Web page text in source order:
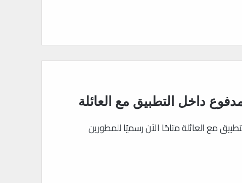
داخل التطبيق مع العائلة
مع العائلة متاحًا الآن رسميًا للمطورين